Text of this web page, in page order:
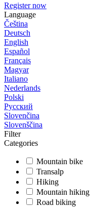
Register now
Language
Čeština
Deutsch
English
Español
Français
Magyar
Italiano
Nederlands
Polski
Русский
Slovenčina
Slovenščina
Filter
Categories
Mountain bike
Transalp
Hiking
Mountain hiking
Road biking